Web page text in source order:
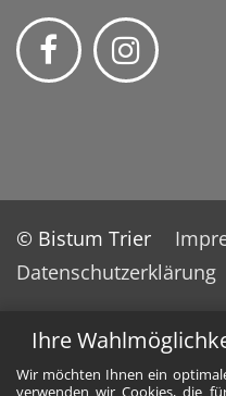
Ihre
Wir möchten Ihnen ein
verwenden wir Cookies, die
© Bistum Trier
Datenschutzerklärung